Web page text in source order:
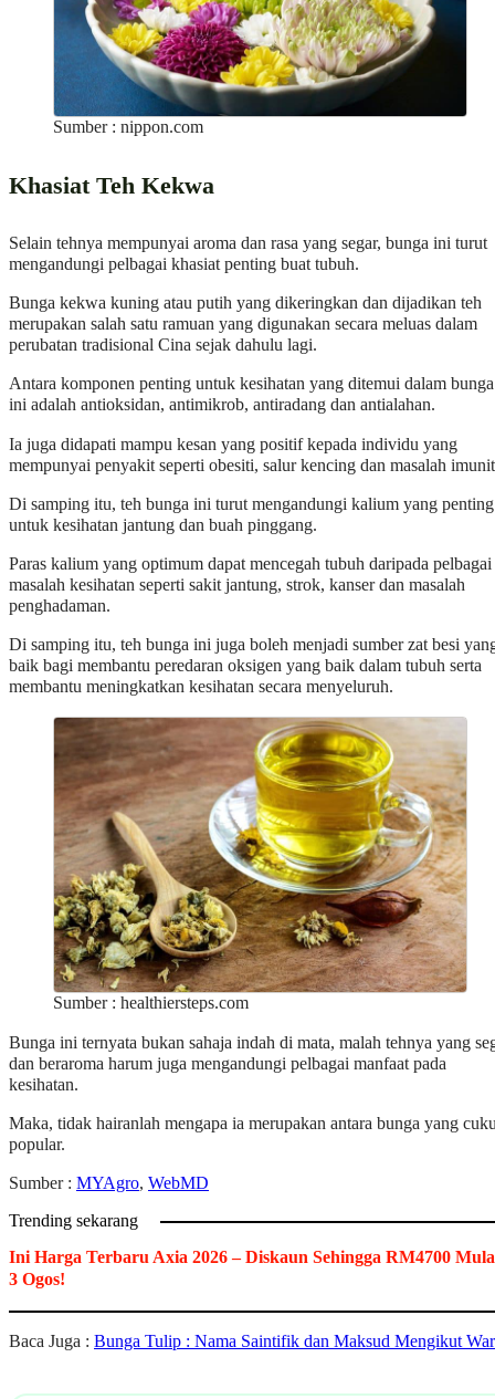
Sumber : nippon.com
Khasiat Teh Kekwa
Selain tehnya mempunyai aroma dan rasa yang segar, bunga ini turut
mengandungi pelbagai khasiat penting buat tubuh.
Bunga kekwa kuning atau putih yang dikeringkan dan dijadikan teh
merupakan salah satu ramuan yang digunakan secara meluas dalam
perubatan tradisional Cina sejak dahulu lagi.
Antara komponen penting untuk kesihatan yang ditemui dalam bunga
ini adalah antioksidan, antimikrob, antiradang dan antialahan.
Ia juga didapati mampu kesan yang positif kepada individu yang
mempunyai penyakit seperti obesiti, salur kencing dan masalah
Di samping itu, teh bunga ini turut mengandungi kalium yang penting
untuk kesihatan jantung dan buah pinggang.
Paras kalium yang optimum dapat mencegah tubuh daripada pelbagai
masalah kesihatan seperti sakit jantung, strok, kanser dan masalah
penghadaman.
Di samping itu, teh bunga ini juga boleh menjadi sumber zat besi
baik bagi membantu peredaran oksigen yang baik dalam tubuh serta
membantu meningkatkan kesihatan secara menyeluruh.
Sumber : healthiersteps.com
Bunga ini ternyata bukan sahaja indah di mata, malah tehnya yang
dan beraroma harum juga mengandungi pelbagai manfaat pada
kesihatan.
Maka, tidak hairanlah mengapa ia merupakan antara bunga yang
popular.
Sumber : MYAgro, WebMD
Trending sekarang
Ini Harga Terbaru Axia 2026 – Diskaun Sehingga RM4700
3 Ogos!
Baca Juga : Bunga Tulip : Nama Saintifik dan Maksud Mengikut